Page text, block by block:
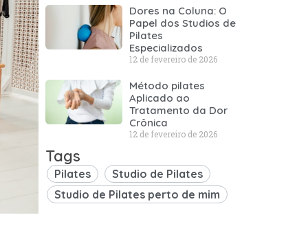
Dores na Coluna: O
Papel dos Studios de
Pilates
Especializados
12 de fevereiro de 2026
Método pilates
Aplicado ao
Tratamento da Dor
Crônica
12 de fevereiro de 2026
Tags
Pilates
Studio de Pilates
Studio de Pilates perto de mim